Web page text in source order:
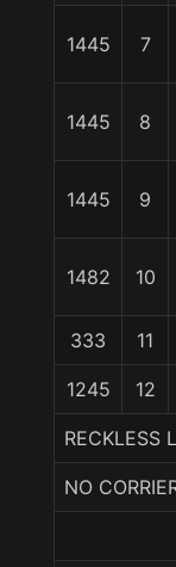
1445 7
1445 8
1445 9
1482 10
333 11
1245 12
RECKLESS
NO